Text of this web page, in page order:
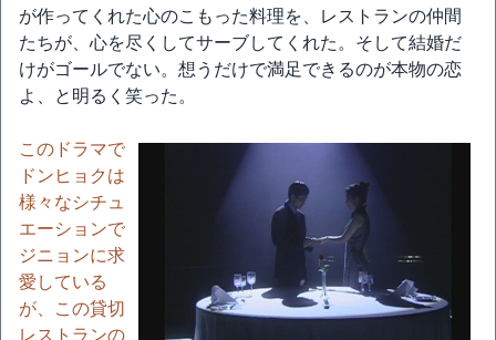
が作ってくれた心のこもった料理を、レストランの仲間
たちが、心を尽くしてサーブしてくれた。そして結婚だ
けがゴールでない。想うだけで満足できるのが本物の恋
よ、と明るく笑った。
このドラマで
ドンヒョクは
様々なシチュ
エーションで
ジニョンに求
愛している
が、この貸切
レストランの